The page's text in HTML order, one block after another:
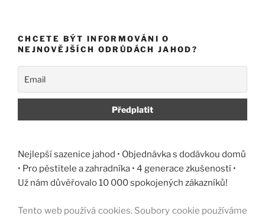
CHCETE BÝT INFORMOVÁNI O
NEJNOVĚJŠÍCH ODRŮDÁCH JAHOD?
Nejlepší sazenice jahod • Objednávka s dodávkou domů
• Pro pěstitele a zahradníka • 4 generace zkušeností •
Už nám důvěřovalo 10 000 spokojených zákazníků!
Tento web používá cookies. Soubory cookie používáme